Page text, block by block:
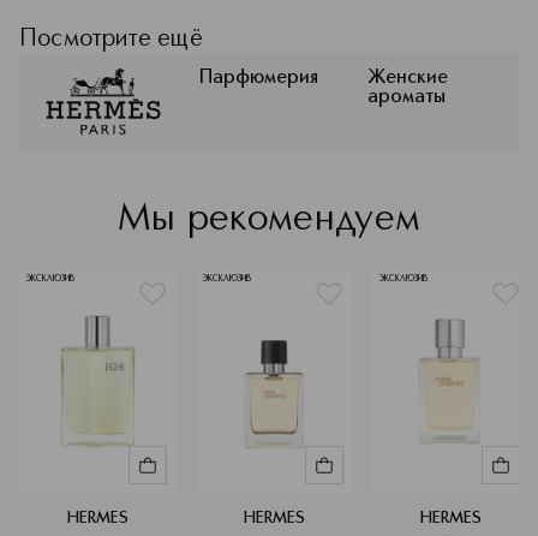
Hermes, которые становятся
неотъемлемой частью
индивидуального стиля,
подчеркивают харизму и создают
Подробнее
Посмотрите ещё
Парфюмерия
Женские
ароматы
Мы рекомендуем
ЭКСКЛЮЗИВ
HERMES
ЭКСКЛЮЗИВ
HERMES
ЭКСКЛЮЗИВ
HERMES